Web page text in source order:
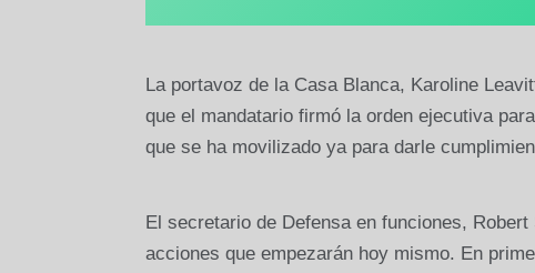
La portavoz de la Casa Blanca, Karoline
que el mandatario firmó la orden ejecutiva
que se ha movilizado ya para darle
El secretario de Defensa en funciones,
acciones que empezarán hoy mismo. En